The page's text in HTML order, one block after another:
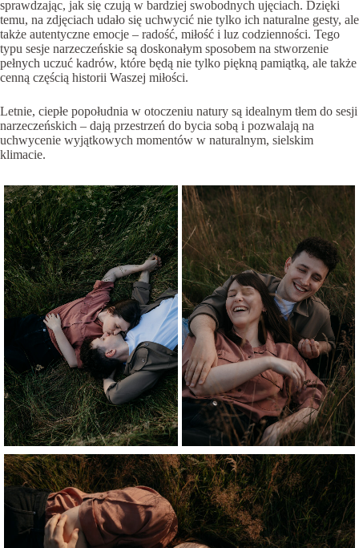
sprawdzając, jak się czują w bardziej swobodnych ujęciach. Dzięki
temu, na zdjęciach udało się uchwycić nie tylko ich naturalne gesty, ale
także autentyczne emocje – radość, miłość i luz codzienności. Tego
typu sesje narzeczeńskie są doskonałym sposobem na stworzenie
pełnych uczuć kadrów, które będą nie tylko piękną pamiątką, ale także
cenną częścią historii Waszej miłości.
Letnie, ciepłe popołudnia w otoczeniu natury są idealnym tłem do sesji
narzeczeńskich – dają przestrzeń do bycia sobą i pozwalają na
uchwycenie wyjątkowych momentów w naturalnym, sielskim
klimacie.